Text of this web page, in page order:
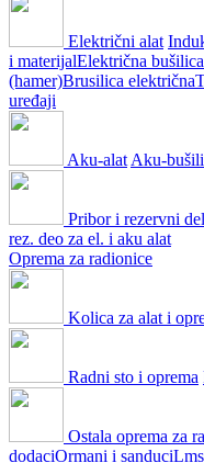
Električni alat
i materijalElektrična
(hamer)Brusilica električna
uređaji
Aku-alat Aku-
Pribor i rezervni
rez. deo za el. i aku alat
Oprema za radionice
Kolica za alat i
Radni sto i oprema
Ostala oprema za
dodaciOrmani i sanduciLms